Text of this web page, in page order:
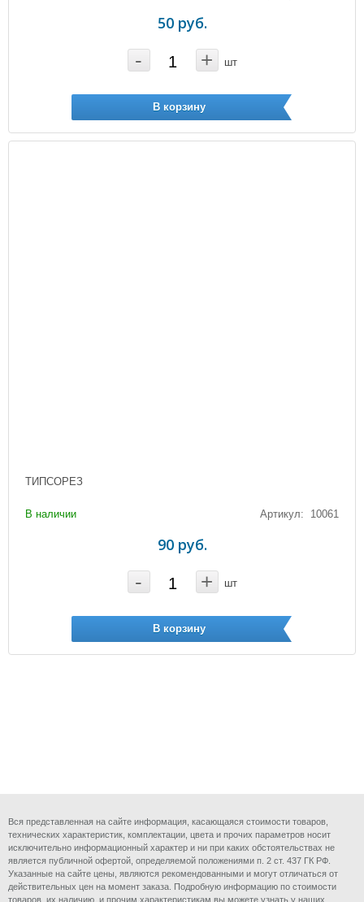
50 руб.
- + шт
В корзину
ТИПСОРЕЗ
В наличии Артикул: 10061
90 руб.
- + шт
В корзину
Вся представленная на сайте информация, касающаяся стоимости товаров,
технических характеристик, комплектации, цвета и прочих параметров носит
исключительно информационный характер и ни при каких обстоятельствах не
является публичной офертой, определяемой положениями п. 2 ст. 437 ГК РФ.
Указанные на сайте цены, являются рекомендованными и могут отличаться от
действительных цен на момент заказа. Подробную информацию по стоимости
товаров, их наличию, и прочим характеристикам вы можете узнать у наших